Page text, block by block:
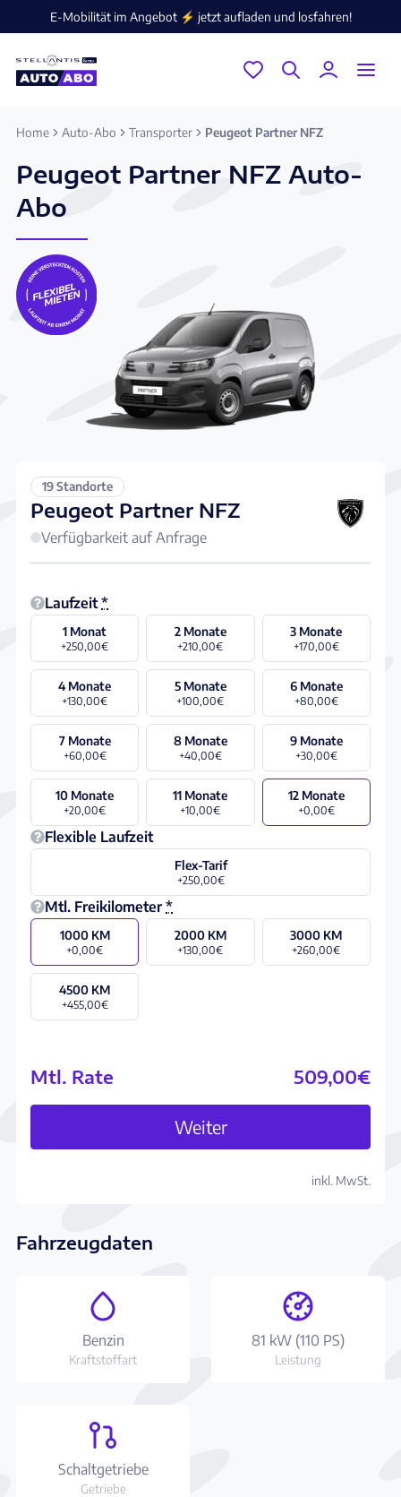
E-Mobilität im Angebot ⚡️ jetzt aufladen und losfahren!
Home Auto-Abo Transporter Peugeot Partner NFZ
Fahrzeugdaten
Benzin
Kraftstoffart
81 kW (110 PS)
Leistung
Schaltgetriebe
Getriebe
Peugeot Partner NFZ Auto-
Abo
19 Standorte
Peugeot Partner NFZ
Verfügbarkeit auf Anfrage
Laufzeit *
1 Monat
+250,00€
2 Monate
+210,00€
3 Monate
+170,00€
4 Monate
+130,00€
5 Monate
+100,00€
6 Monate
+80,00€
7 Monate
+60,00€
8 Monate
+40,00€
9 Monate
+30,00€
10 Monate
+20,00€
11 Monate
+10,00€
12 Monate
+0,00€
Flexible Laufzeit
Flex-Tarif
+250,00€
Mtl. Freikilometer *
1000 KM
+0,00€
2000 KM
+130,00€
3000 KM
+260,00€
4500 KM
+455,00€
Mtl. Rate 509,00€
Weiter
inkl. MwSt.